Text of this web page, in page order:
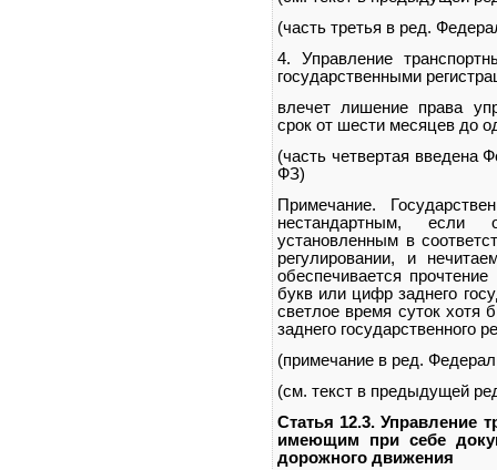
(часть третья в ред.
4. Управление
государственными
влечет лишение права
срок от шести месяцев до
(часть четвертая введена
ФЗ)
Примечание.
нестандартным, если
установленным в
регулировании, и
обеспечивается
букв или цифр заднего
светлое время суток хотя
заднего государственного
(примечание в ред.
(см. текст в предыдущей
Статья 12.3. Управление
имеющим при себе
дорожного движения